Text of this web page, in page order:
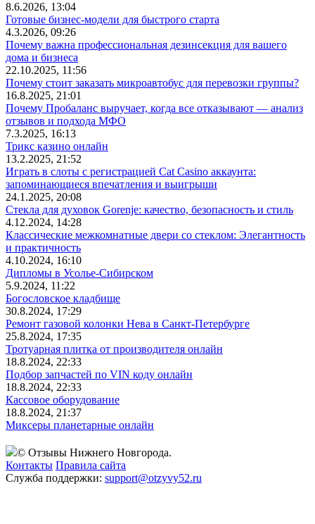
8.6.2026, 13:04
Готовые бизнес-модели для быстрого старта
4.3.2026, 09:26
Почему важна профессиональная дезинсекция для вашего
дома и бизнеса
22.10.2025, 11:56
Почему стоит заказать микроавтобус для перевозки группы?
16.8.2025, 21:01
Почему Пробаланс выручает, когда все отказывают — анализ
отзывов и подхода МФО
7.3.2025, 16:13
Трикс казино онлайн
13.2.2025, 21:52
Играть в слоты с регистрацией Cat Casino аккаунта:
запоминающиеся впечатления и выигрыши
24.1.2025, 20:08
Стекла для духовок Gorenje: качество, безопасность и стиль
4.12.2024, 14:28
Классические межкомнатные двери со стеклом: Элегантность
и практичность
4.10.2024, 16:10
Дипломы в Усолье-Сибирском
5.9.2024, 11:22
Богословское кладбище
30.8.2024, 17:29
Ремонт газовой колонки Нева в Санкт-Петербурге
25.8.2024, 17:35
Тротуарная плитка от производителя онлайн
18.8.2024, 22:33
Подбор запчастей по VIN коду онлайн
18.8.2024, 22:33
Кассовое оборудование
18.8.2024, 21:37
Миксеры планетарные онлайн
© Отзывы Нижнего Новгорода.
Контакты Правила сайта
Служба поддержки: support@otzyvy52.ru